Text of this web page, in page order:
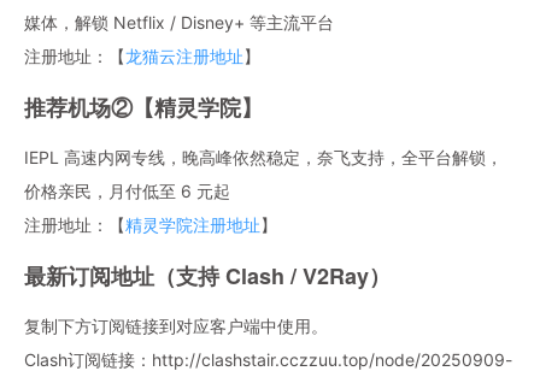
媒体，解锁 Netflix / Disney+ 等主流平台
注册地址：【龙猫云注册地址】
推荐机场②【精灵学院】
IEPL 高速内网专线，晚高峰依然稳定，奈飞支持，全平台解锁，
价格亲民，月付低至 6 元起
注册地址：【精灵学院注册地址】
最新订阅地址（支持 Clash / V2Ray）
复制下方订阅链接到对应客户端中使用。
Clash订阅链接：http://clashstair.cczzuu.top/node/20250909-